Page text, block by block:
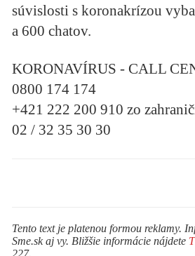
súvislosti s koronakrízou
a 600 chatov.
KORONAVÍRUS - CALL
0800 174 174
+421 222 200 910 zo
02 / 32 35 30 30
Tento text je platenou formou reklamy.
Sme.sk aj vy. Bližšie informácie nájdete
227.